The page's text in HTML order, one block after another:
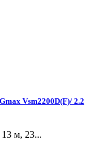
Vsm2200D(F)/ 2.2
м, 23...